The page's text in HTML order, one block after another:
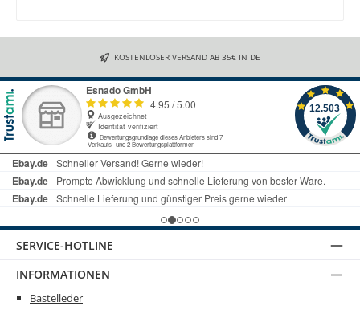
KOSTENLOSER VERSAND AB 35€ IN DE
SERVICE-HOTLINE
INFORMATIONEN
Bastelleder